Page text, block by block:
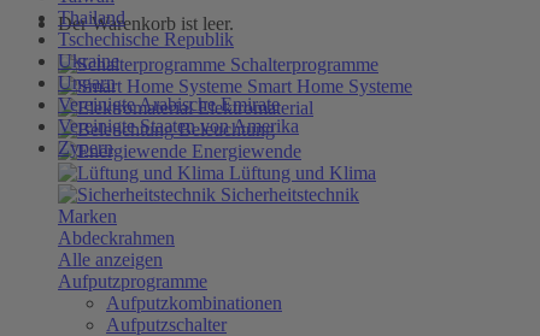
Thailand
Tschechische Republik
Ukraine
Ungarn
Vereinigte Arabische Emirate
Vereinigte Staaten von Amerika
Zypern
Der Warenkorb ist leer.
Schalterprogramme
Smart Home Systeme
Elektromaterial
Beleuchtung
Energiewende
Lüftung und Klima
Sicherheitstechnik
Marken
Abdeckrahmen
Alle anzeigen
Aufputzprogramme
Aufputzkombinationen
Aufputzschalter